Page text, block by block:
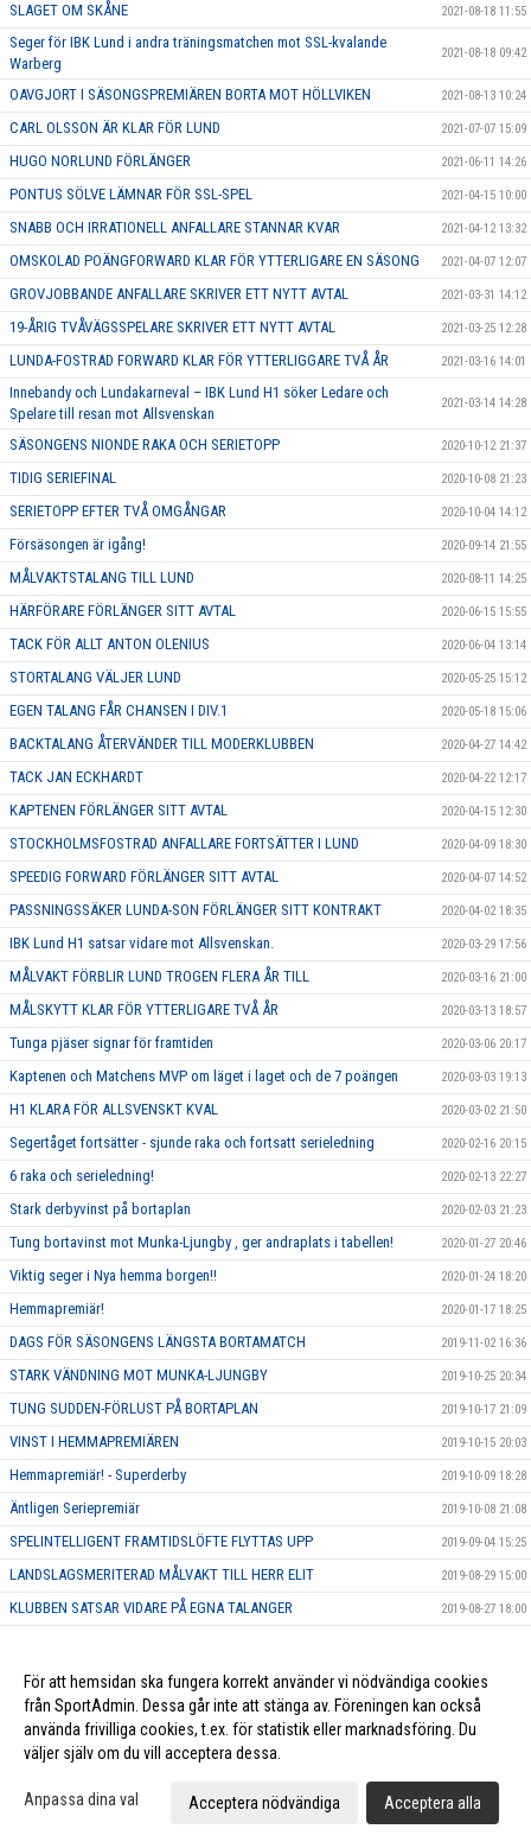
SLAGET OM SKÅNE 2021-08-18 11:55
Seger för IBK Lund i andra träningsmatchen mot SSL-kvalande
Warberg
2021-08-18 09:42
OAVGJORT I SÄSONGSPREMIÄREN BORTA MOT HÖLLVIKEN 2021-08-13 10:24
CARL OLSSON ÄR KLAR FÖR LUND 2021-07-07 15:09
HUGO NORLUND FÖRLÄNGER 2021-06-11 14:26
PONTUS SÖLVE LÄMNAR FÖR SSL-SPEL 2021-04-15 10:00
SNABB OCH IRRATIONELL ANFALLARE STANNAR KVAR 2021-04-12 13:32
OMSKOLAD POÄNGFORWARD KLAR FÖR YTTERLIGARE EN SÄSONG 2021-04-07 12:07
GROVJOBBANDE ANFALLARE SKRIVER ETT NYTT AVTAL 2021-03-31 14:12
19-ÅRIG TVÅVÄGSSPELARE SKRIVER ETT NYTT AVTAL 2021-03-25 12:28
LUNDA-FOSTRAD FORWARD KLAR FÖR YTTERLIGGARE TVÅ ÅR 2021-03-16 14:01
Innebandy och Lundakarneval – IBK Lund H1 söker Ledare och
Spelare till resan mot Allsvenskan
2021-03-14 14:28
SÄSONGENS NIONDE RAKA OCH SERIETOPP 2020-10-12 21:37
TIDIG SERIEFINAL 2020-10-08 21:23
SERIETOPP EFTER TVÅ OMGÅNGAR 2020-10-04 14:12
Försäsongen är igång! 2020-09-14 21:55
MÅLVAKTSTALANG TILL LUND 2020-08-11 14:25
HÄRFÖRARE FÖRLÄNGER SITT AVTAL 2020-06-15 15:55
TACK FÖR ALLT ANTON OLENIUS 2020-06-04 13:14
STORTALANG VÄLJER LUND 2020-05-25 15:12
EGEN TALANG FÅR CHANSEN I DIV.1 2020-05-18 15:06
BACKTALANG ÅTERVÄNDER TILL MODERKLUBBEN 2020-04-27 14:42
TACK JAN ECKHARDT 2020-04-22 12:17
KAPTENEN FÖRLÄNGER SITT AVTAL 2020-04-15 12:30
STOCKHOLMSFOSTRAD ANFALLARE FORTSÄTTER I LUND 2020-04-09 18:30
SPEEDIG FORWARD FÖRLÄNGER SITT AVTAL 2020-04-07 14:52
PASSNINGSSÄKER LUNDA-SON FÖRLÄNGER SITT KONTRAKT 2020-04-02 18:35
IBK Lund H1 satsar vidare mot Allsvenskan. 2020-03-29 17:56
MÅLVAKT FÖRBLIR LUND TROGEN FLERA ÅR TILL 2020-03-16 21:00
MÅLSKYTT KLAR FÖR YTTERLIGARE TVÅ ÅR 2020-03-13 18:57
Tunga pjäser signar för framtiden 2020-03-06 20:17
Kaptenen och Matchens MVP om läget i laget och de 7 poängen 2020-03-03 19:13
H1 KLARA FÖR ALLSVENSKT KVAL 2020-03-02 21:50
Segertåget fortsätter - sjunde raka och fortsatt serieledning 2020-02-16 20:15
6 raka och serieledning! 2020-02-13 22:27
Stark derbyvinst på bortaplan 2020-02-03 21:23
Tung bortavinst mot Munka-Ljungby , ger andraplats i tabellen! 2020-01-27 20:46
Viktig seger i Nya hemma borgen!! 2020-01-24 18:20
Hemmapremiär! 2020-01-17 18:25
DAGS FÖR SÄSONGENS LÄNGSTA BORTAMATCH 2019-11-02 16:36
STARK VÄNDNING MOT MUNKA-LJUNGBY 2019-10-25 20:34
TUNG SUDDEN-FÖRLUST PÅ BORTAPLAN 2019-10-17 21:09
VINST I HEMMAPREMIÄREN 2019-10-15 20:03
Hemmapremiär! - Superderby 2019-10-09 18:28
Äntligen Seriepremiär 2019-10-08 21:08
SPELINTELLIGENT FRAMTIDSLÖFTE FLYTTAS UPP 2019-09-04 15:25
LANDSLAGSMERITERAD MÅLVAKT TILL HERR ELIT 2019-08-29 15:00
KLUBBEN SATSAR VIDARE PÅ EGNA TALANGER 2019-08-27 18:00
POÄNGMASKIN ÄR KLAR FÖR LUND 2019-06-10 18:10
KRAFTFULL BACK ÄR KLAR FÖR HERR ELIT 2019-06-06 20:00
KARAKTÄRSSPELARE BLIR FÖRSTA NYFÖRVÄRVET FÖR HERR ELIT 2019-06-05 11:49
EN AV SKÅNES BÄSTA BACKAR SIGNERAR NYTT AVTAL 2019-05-22 17:45
För att hemsidan ska fungera korrekt använder vi nödvändiga cookies
från SportAdmin. Dessa går inte att stänga av. Föreningen kan också
använda frivilliga cookies, t.ex. för statistik eller marknadsföring. Du
väljer själv om du vill acceptera dessa.
Anpassa dina val Acceptera nödvändiga Acceptera alla